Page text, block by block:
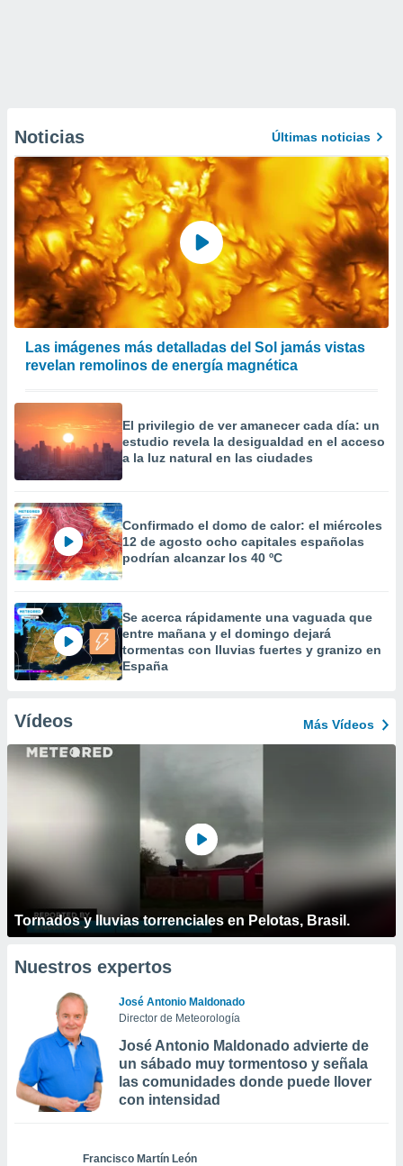
Noticias Últimas noticias
Las imágenes más detalladas del Sol jamás vistas
revelan remolinos de energía magnética
El privilegio de ver amanecer cada día: un
estudio revela la desigualdad en el acceso
a la luz natural en las ciudades
Confirmado el domo de calor: el miércoles
12 de agosto ocho capitales españolas
podrían alcanzar los 40 ºC
Se acerca rápidamente una vaguada que
entre mañana y el domingo dejará
tormentas con lluvias fuertes y granizo en
España
Vídeos Más Vídeos
Tornados y lluvias torrenciales en Pelotas, Brasil.
Nuestros expertos
José Antonio Maldonado
Director de Meteorología
José Antonio Maldonado advierte de
un sábado muy tormentoso y señala
las comunidades donde puede llover
con intensidad
Francisco Martín León